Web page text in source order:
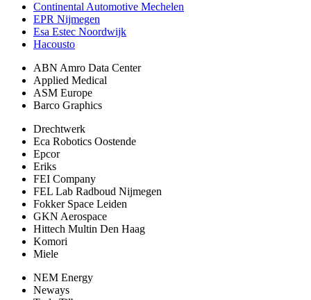
Continental Automotive Mechelen
EPR Nijmegen
Esa Estec Noordwijk
Hacousto
ABN Amro Data Center
Applied Medical
ASM Europe
Barco Graphics
Drechtwerk
Eca Robotics Oostende
Epcor
Eriks
FEI Company
FEL Lab Radboud Nijmegen
Fokker Space Leiden
GKN Aerospace
Hittech Multin Den Haag
Komori
Miele
NEM Energy
Neways